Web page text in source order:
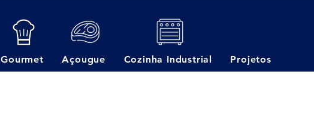
Gourmet Açougue Cozinha Industrial Projetos